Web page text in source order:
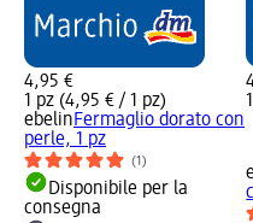
4,95 €
1 pz (4,95 € / 1 pz)
ebelinFermaglio dorato con
perle, 1 pz
(1)
Disponibile per la
consegna